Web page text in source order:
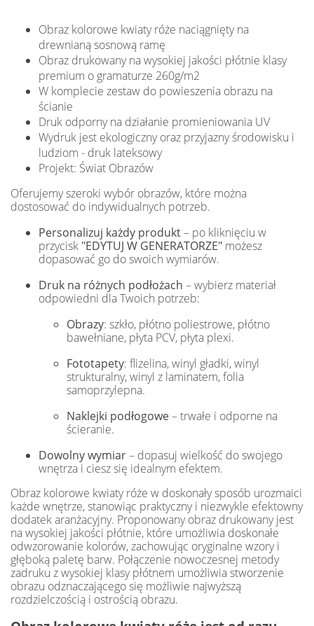
Obraz kolorowe kwiaty róże naciągnięty na
drewnianą sosnową ramę
Obraz drukowany na wysokiej jakości płótnie klasy
premium o gramaturze 260g/m2
W komplecie zestaw do powieszenia obrazu na
ścianie
Druk odporny na działanie promieniowania UV
Wydruk jest ekologiczny oraz przyjazny środowisku i
ludziom - druk lateksowy
Projekt: Świat Obrazów
Oferujemy szeroki wybór obrazów, które można
dostosować do indywidualnych potrzeb.
Personalizuj każdy produkt– po kliknięciu w
przycisk "EDYTUJ W GENERATORZE" możesz
dopasować go do swoich wymiarów.
Druk na różnych podłożach – wybierz materiał
odpowiedni dla Twoich potrzeb:
Obrazy: szkło, płótno poliestrowe, płótno
bawełniane, płyta PCV, płyta plexi.
Fototapety: flizelina, winyl gładki, winyl
strukturalny, winyl z laminatem, folia
samoprzylepna.
Naklejki podłogowe– trwałe i odporne na
ścieranie.
Dowolny wymiar– dopasuj wielkość do swojego
wnętrza i ciesz się idealnym efektem.
Obraz kolorowe kwiaty róże w doskonały sposób urozmaici
każde wnętrze, stanowiąc praktyczny i niezwykle efektowny
dodatek aranżacyjny. Proponowany obraz drukowany jest
na wysokiej jakości płótnie, które umożliwia doskonałe
odwzorowanie kolorów, zachowując oryginalne wzory i
głęboką paletę barw. Połączenie nowoczesnej metody
zadruku z wysokiej klasy płótnem umożliwia stworzenie
obrazu odznaczającego się możliwie najwyższą
rozdzielczością i ostrością obrazu.